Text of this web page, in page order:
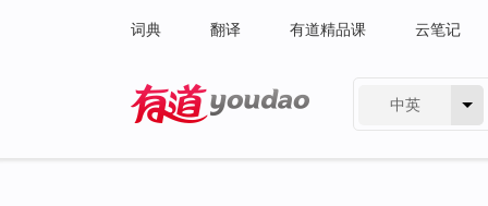
词典 翻译 有道精品课 云笔记
中英